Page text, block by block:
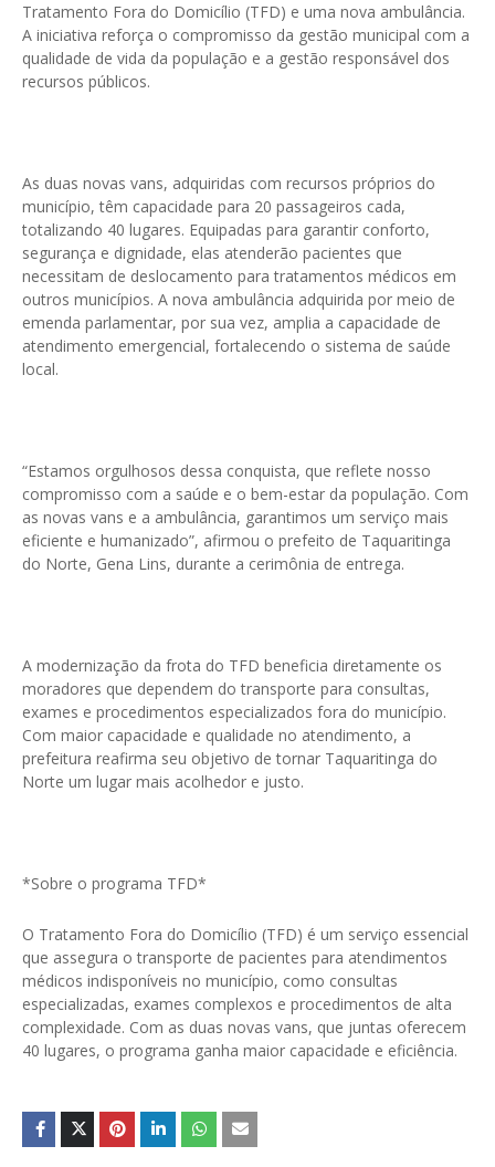
Tratamento Fora do Domicílio (TFD) e uma nova ambulância.
A iniciativa reforça o compromisso da gestão municipal com a
qualidade de vida da população e a gestão responsável dos
recursos públicos.
As duas novas vans, adquiridas com recursos próprios do
município, têm capacidade para 20 passageiros cada,
totalizando 40 lugares. Equipadas para garantir conforto,
segurança e dignidade, elas atenderão pacientes que
necessitam de deslocamento para tratamentos médicos em
outros municípios. A nova ambulância adquirida por meio de
emenda parlamentar, por sua vez, amplia a capacidade de
atendimento emergencial, fortalecendo o sistema de saúde
local.
“Estamos orgulhosos dessa conquista, que reflete nosso
compromisso com a saúde e o bem-estar da população. Com
as novas vans e a ambulância, garantimos um serviço mais
eficiente e humanizado”, afirmou o prefeito de Taquaritinga
do Norte, Gena Lins, durante a cerimônia de entrega.
A modernização da frota do TFD beneficia diretamente os
moradores que dependem do transporte para consultas,
exames e procedimentos especializados fora do município.
Com maior capacidade e qualidade no atendimento, a
prefeitura reafirma seu objetivo de tornar Taquaritinga do
Norte um lugar mais acolhedor e justo.
*Sobre o programa TFD*
O Tratamento Fora do Domicílio (TFD) é um serviço essencial
que assegura o transporte de pacientes para atendimentos
médicos indisponíveis no município, como consultas
especializadas, exames complexos e procedimentos de alta
complexidade. Com as duas novas vans, que juntas oferecem
40 lugares, o programa ganha maior capacidade e eficiência.